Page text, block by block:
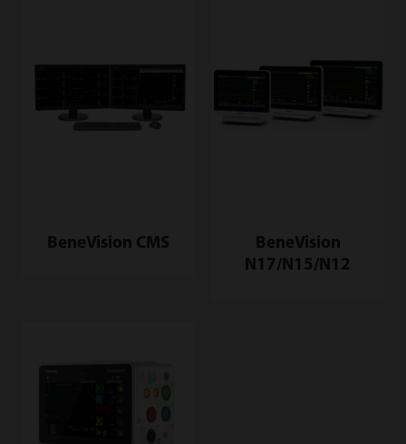
BeneVision CMS
BeneVision
N17/N15/N12